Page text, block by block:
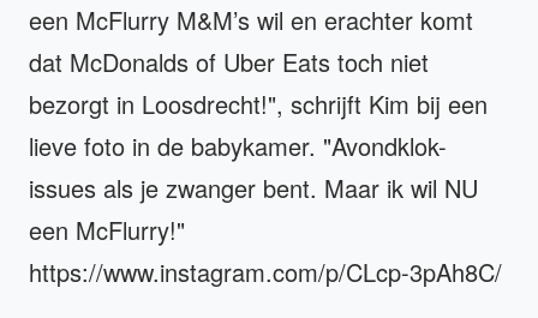
een McFlurry M&M’s wil en erachter komt
dat McDonalds of Uber Eats toch niet
bezorgt in Loosdrecht!", schrijft Kim bij een
lieve foto in de babykamer. "Avondklok-
issues als je zwanger bent. Maar ik wil NU
een McFlurry!"
https://www.instagram.com/p/CLcp-3pAh8C/